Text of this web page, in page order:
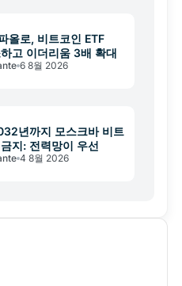
올로, 비트코인 ETF
고 이더리움 3배 확대
6 8월 2026
년까지 모스크바 비트
지: 전력망이 우선
4 8월 2026